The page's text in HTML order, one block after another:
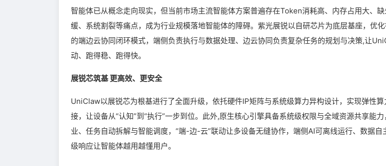
智能体已从概念走向现实，但当前市场主流智能体方案普遍存在Token消耗高、内存占用大、
缓、系统割裂等痛点，成为行业规模落地智能体的障碍。紫光展锐以自研芯片为底层基座，优
的端边云协同闭环模式，端侧负责执行与数据处理、边云协同负责复杂任务的规划与决策,让
动、跑得稳、跑得快。
展锐芯筑基 更高效、更安全
UniClaw以展锐芯为根基进行了全面升级，依托硬件IP矩阵与系统级算力异构设计，实现弹性
接，让设备从“认知”到“执行”一步到位。此外,原生核心引擎具备系统级权限与全域资源共享能
业、任务自动拆解与智能调度，“端-边-云”联动让多设备无缝协作，端侧AI可离线运行、数据自
级响应让智能体越用越懂用户。